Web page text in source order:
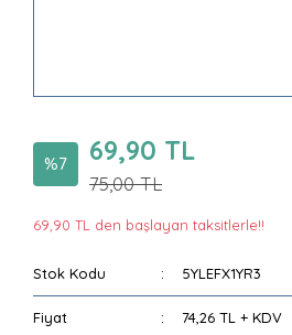
%7 69,90 TL
75,00 TL
69,90 TL den başlayan taksitlerle!!
Stok Kodu 5YLEFX1YR3
Fiyat 74,26 TL + KDV